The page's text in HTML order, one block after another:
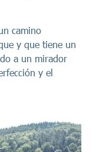
camino
y que tiene un
a un mirador
y el